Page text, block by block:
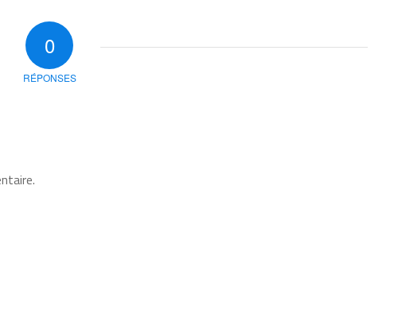
0
RÉPONSES